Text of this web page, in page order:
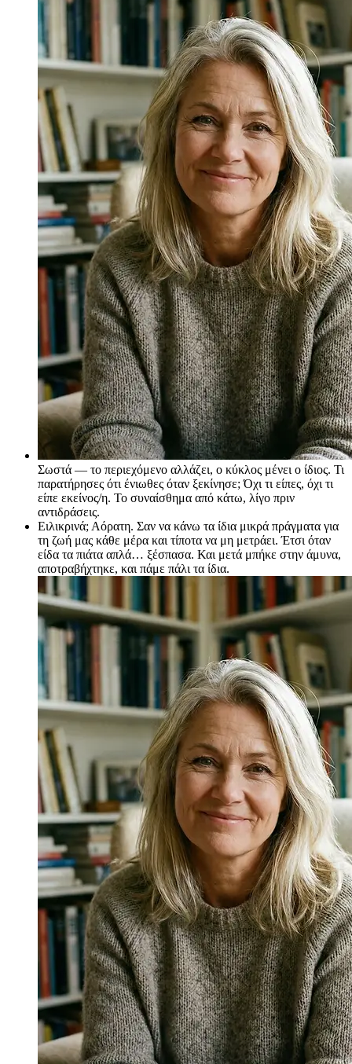
Σωστά — το περιεχόμενο αλλάζει, ο κύκλος μένει ο ίδιος. Τι
παρατήρησες ότι ένιωθες όταν ξεκίνησε; Όχι τι είπες, όχι τι
είπε εκείνος/η. Το συναίσθημα από κάτω, λίγο πριν
αντιδράσεις.
Ειλικρινά; Αόρατη. Σαν να κάνω τα ίδια μικρά πράγματα για
τη ζωή μας κάθε μέρα και τίποτα να μη μετράει. Έτσι όταν
είδα τα πιάτα απλά… ξέσπασα. Και μετά μπήκε στην άμυνα,
αποτραβήχτηκε, και πάμε πάλι τα ίδια.